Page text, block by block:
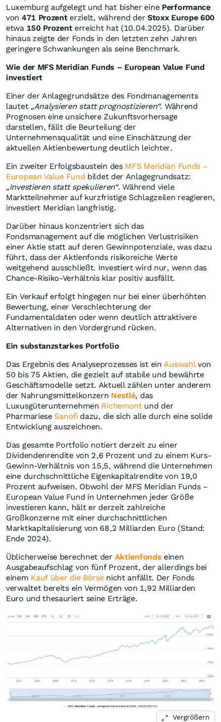
Luxemburg aufgelegt und hat bisher eine Performance
von 471 Prozenterzielt, während der Stoxx Europe 600
etwa 150 Prozenterreicht hat (10.04.2025). Darüber
hinaus zeigte der Fonds in den letzten zehn Jahren
geringere Schwankungen als seine Benchmark.
Wie der MFS Meridian Funds – European Value Fund
investiert
Einer der Anlagegrundsätze des Fondmanagements
lautet „Analysieren statt prognostizieren“. Während
Prognosen eine unsichere Zukunftsvorhersage
darstellen, fällt die Beurteilung der
Unternehmensqualität und eine Einschätzung der
aktuellen Aktienbewertung deutlich leichter.
Ein zweiter Erfolgsbaustein des MFS Meridian Funds –
European Value Fund bildet der Anlagegrundsatz:
„Investieren statt spekulieren“. Während viele
Marktteilnehmer auf kurzfristige Schlagzeilen reagieren,
investiert Meridian langfristig.
Darüber hinaus konzentriert sich das
Fondsmanagement auf die möglichen Verlustrisiken
einer Aktie statt auf deren Gewinnpotenziale, was dazu
führt, dass der Aktienfonds risikoreiche Werte
weitgehend ausschließt. Investiert wird nur, wenn das
Chance-Risiko-Verhältnis klar positiv ausfällt.
Ein Verkauf erfolgt hingegen nur bei einer überhöhten
Bewertung, einer Verschlechterung der
Fundamentaldaten oder wenn deutlich attraktivere
Alternativen in den Vordergrund rücken.
Ein substanzstarkes Portfolio
Das Ergebnis des Analyseprozesses ist einAuswahlvon
50 bis 75 Aktien, die gezielt auf stabile und bewährte
Geschäftsmodelle setzt. Aktuell zählen unter anderem
der Nahrungsmittelkonzern Nestlé, das
Luxusgüterunternehmen Richemontund der
Pharmariese Sanofi dazu, die sich alle durch eine solide
Entwicklung auszeichnen.
Das gesamte Portfolio notiert derzeit zu einer
Dividendenrendite von 2,6 Prozent und zu einem Kurs-
Gewinn-Verhältnis von 15,5, während die Unternehmen
eine durchschnittliche Eigenkapitalrendite von 19,0
Prozent aufweisen. Obwohl der MFS Meridian Funds –
European Value Fund in Unternehmen jeder Größe
investieren kann, hält er derzeit zahlreiche
Großkonzerne mit einer durchschnittlichen
Marktkapitalisierung von 68,2 Milliarden Euro (Stand:
Ende 2024).
Üblicherweise berechnet der Aktienfonds einen
Ausgabeaufschlag von fünf Prozent, der allerdings bei
einem Kauf über die Börsenicht anfällt. Der Fonds
verwaltet bereits ein Vermögen von 1,92 Milliarden
Euro und thesauriert seine Erträge.
Vergrößern